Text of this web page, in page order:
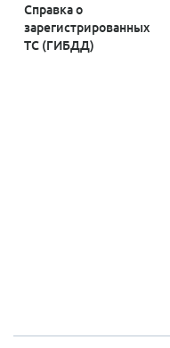
Справка о
зарегистрированных
ТС (ГИБДД)